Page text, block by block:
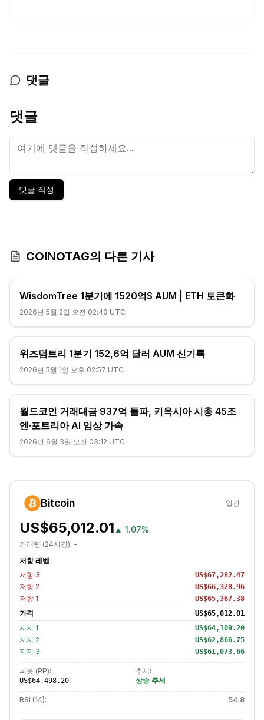
댓글
댓글
댓글 작성
COINOTAG의 다른 기사
WisdomTree 1분기에 1520억$ AUM | ETH 토큰화
2026년 5월 2일 오전 02:43 UTC
위즈덤트리 1분기 152,6억 달러 AUM 신기록
2026년 5월 1일 오후 02:57 UTC
월드코인 거래대금 937억 돌파, 키옥시아 시총 45조
엔·포트리아 AI 임상 가속
2026년 6월 3일 오전 03:12 UTC
Bitcoin 일간
US$65,012.01 ▲ 1.07%
거래량 (24시간): -
저항 레벨
저항 3 US$67,282.47
저항 2 US$66,328.96
저항 1 US$65,367.38
가격 US$65,012.01
지지 1 US$64,109.20
지지 2 US$62,866.75
지지 3 US$61,073.66
피봇 (PP):
US$64,498.20
추세:
상승 추세
RSI (14): 54.8